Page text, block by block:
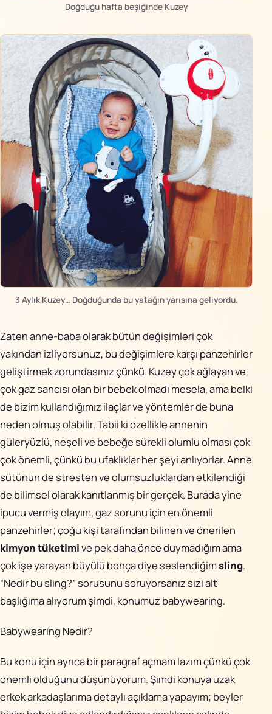
Doğduğu hafta beşiğinde Kuzey
3 Aylık Kuzey… Doğduğunda bu yatağın yarısına geliyordu.
Zaten anne-baba olarak bütün değişimleri çok
yakından izliyorsunuz, bu değişimlere karşı panzehirler
geliştirmek zorundasınız çünkü. Kuzey çok ağlayan ve
çok gaz sancısı olan bir bebek olmadı mesela, ama belki
de bizim kullandığımız ilaçlar ve yöntemler de buna
neden olmuş olabilir. Tabii ki özellikle annenin
güleryüzlü, neşeli ve bebeğe sürekli olumlu olması çok
çok önemli, çünkü bu ufaklıklar her şeyi anlıyorlar. Anne
sütünün de stresten ve olumsuzluklardan etkilendiği
de bilimsel olarak kanıtlanmış bir gerçek. Burada yine
ipucu vermiş olayım, gaz sorunu için en önemli
panzehirler; çoğu kişi tarafından bilinen ve önerilen
kimyon tüketimive pek daha önce duymadığım ama
çok işe yarayan büyülü bohça diye seslendiğimsling.
“Nedir bu sling?” sorusunu soruyorsanız sizi alt
başlığıma alıyorum şimdi, konumuz babywearing.
Babywearing Nedir?
Bu konu için ayrıca bir paragraf açmam lazım çünkü çok
önemli olduğunu düşünüyorum. Şimdi konuya uzak
erkek arkadaşlarıma detaylı açıklama yapayım; beyler